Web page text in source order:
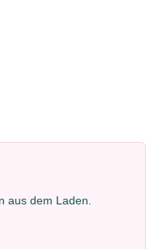
aus dem Laden.